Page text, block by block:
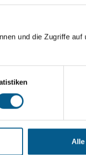
und die Zugriffe auf
Bereichen oder
Suchen
Themen: Kunst &
Familie
Themen: